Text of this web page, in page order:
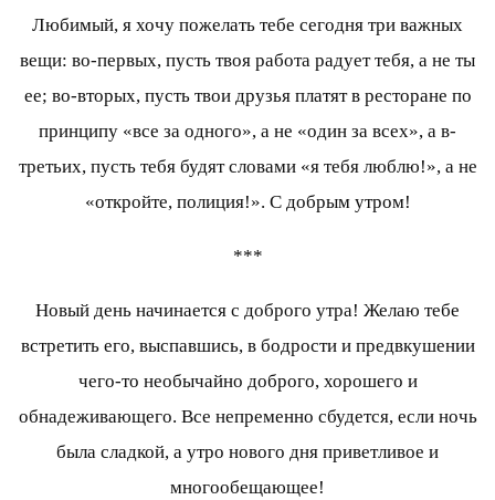
Любимый, я хочу пожелать тебе сегодня три важных
вещи: во-первых, пусть твоя работа радует тебя, а не ты
ее; во-вторых, пусть твои друзья платят в ресторане по
принципу «все за одного», а не «один за всех», а в-
третьих, пусть тебя будят словами «я тебя люблю!», а не
«откройте, полиция!». С добрым утром!
***
Новый день начинается с доброго утра! Желаю тебе
встретить его, выспавшись, в бодрости и предвкушении
чего-то необычайно доброго, хорошего и
обнадеживающего. Все непременно сбудется, если ночь
была сладкой, а утро нового дня приветливое и
многообещающее!